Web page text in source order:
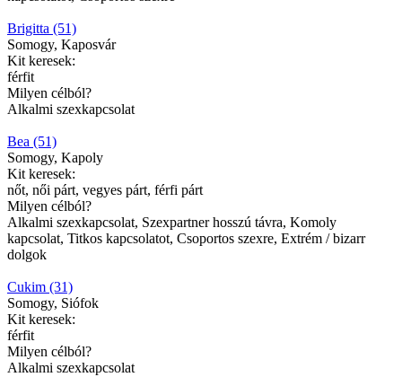
Brigitta (51)
Somogy, Kaposvár
Kit keresek:
férfit
Milyen célból?
Alkalmi szexkapcsolat
Bea (51)
Somogy, Kapoly
Kit keresek:
nőt, női párt, vegyes párt, férfi párt
Milyen célból?
Alkalmi szexkapcsolat, Szexpartner hosszú távra, Komoly
kapcsolat, Titkos kapcsolatot, Csoportos szexre, Extrém / bizarr
dolgok
Cukim (31)
Somogy, Siófok
Kit keresek:
férfit
Milyen célból?
Alkalmi szexkapcsolat